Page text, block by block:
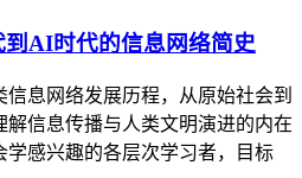
AI时代的信息网络简史
息网络发展历程，从原始社会到
解信息传播与人类文明演进的内在
感兴趣的各层次学习者，目标